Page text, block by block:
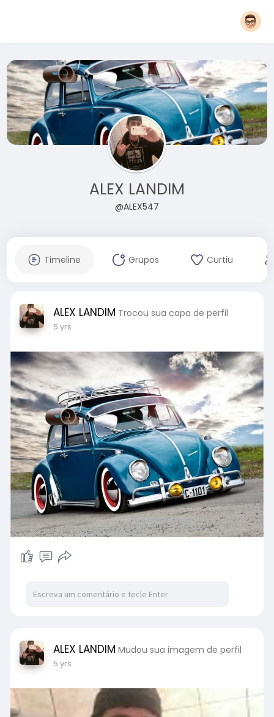
ALEX LANDIM
@ALEX547
Timeline Grupos Curtiu
ALEX LANDIM Trocou sua capa de perfil
5 yrs
ALEX LANDIM Mudou sua imagem de perfil
5 yrs